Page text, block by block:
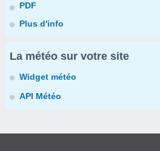
PDF
Plus d'info
La météo sur votre site
Widget météo
API Météo